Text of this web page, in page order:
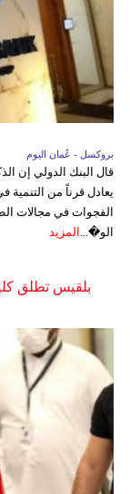
بروكسل - عُمان اليوم
قال البنك الدولي إن
يعادل قرناً من
الفجوات في مجالات
الو�...
المزيد
بلقيس تطلق